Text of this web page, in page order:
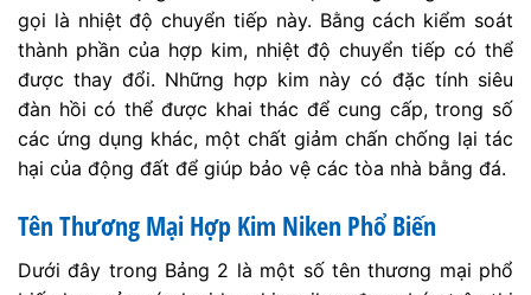
gọi là nhiệt độ chuyển tiếp này. Bằng cách kiểm soát
thành phần của hợp kim, nhiệt độ chuyển tiếp có thể
được thay đổi. Những hợp kim này có đặc tính siêu
đàn hồi có thể được khai thác để cung cấp, trong số
các ứng dụng khác, một chất giảm chấn chống lại tác
hại của động đất để giúp bảo vệ các tòa nhà bằng đá.
Tên Thương Mại Hợp Kim Niken Phổ Biến
Dưới đây trong Bảng 2 là một số tên thương mại phổ